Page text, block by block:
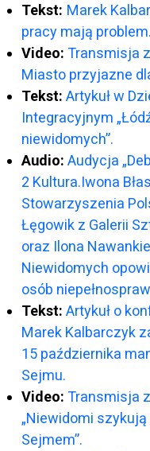
Tekst: Marek
pracy mają
Video: Transmisja
Miasto przyjazne
Tekst: Artykuł w
Integracyjnym
niewidomych”.
Audio: Audycja
2 Kultura.Iwona
Stowarzyszenia
Łęgowik z Galerii
oraz Ilona
Niewidomych
osób
Tekst: Artykuł o
Marek Kalbarczyk
15 października
Sejmu.
Video: Transmisja
„Niewidomi
Sejmem”.